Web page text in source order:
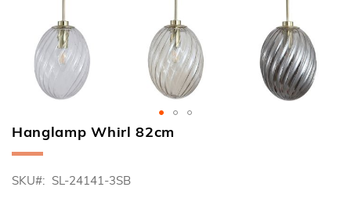
Ga
naar
begin
Hanglamp Whirl 82cm
SKU SL-24141-3SB